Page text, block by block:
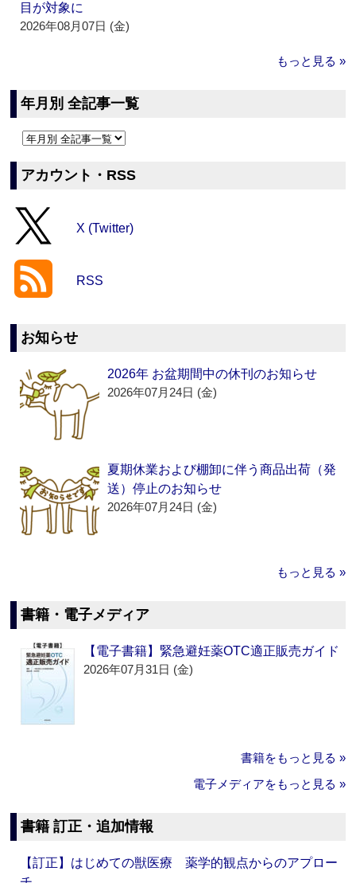
目が対象に
2026年08月07日 (金)
もっと見る »
年月別 全記事一覧
アカウント・RSS
X (Twitter)
RSS
お知らせ
2026年 お盆期間中の休刊のお知らせ
2026年07月24日 (金)
夏期休業および棚卸に伴う商品出荷（発
送）停止のお知らせ
2026年07月24日 (金)
もっと見る »
書籍・電子メディア
【電子書籍】緊急避妊薬OTC適正販売ガイド
2026年07月31日 (金)
書籍をもっと見る »
電子メディアをもっと見る »
書籍 訂正・追加情報
【訂正】はじめての獣医療 薬学的観点からのアプロー